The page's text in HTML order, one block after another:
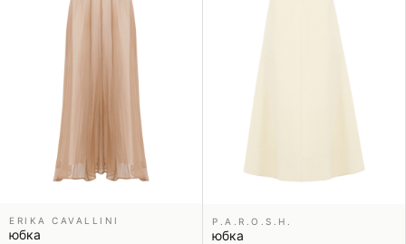
ERIKA CAVALLINI
юбка
P.A.R.O.S.H.
юбка